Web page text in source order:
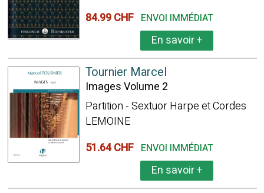
84.99 CHF ENVOI IMMÉDIAT
En savoir+
Tournier Marcel
Images Volume 2
Partition - Sextuor Harpe et Cordes
LEMOINE
51.64 CHF ENVOI IMMÉDIAT
En savoir+